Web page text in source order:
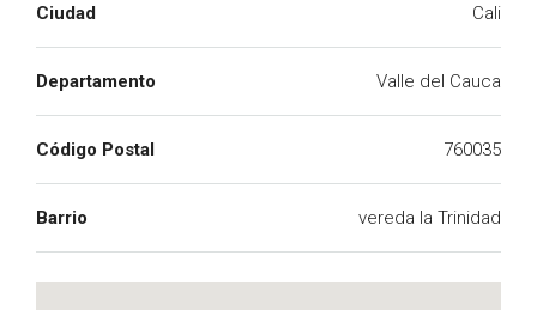
Ciudad Cali
Departamento Valle del Cauca
Código Postal 760035
Barrio vereda la Trinidad